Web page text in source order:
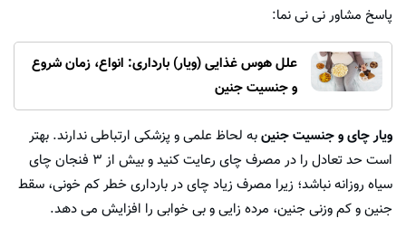
پاسخ مشاور نی نی نما:
علل هوس غذایی (ویار) بارداری: انواع، زمان شروع
و جنسیت جنین
ویار چای و جنسیت جنینبه لحاظ علمی و پزشکی ارتباطی ندارند. بهتر
است حد تعادل را در مصرف چای رعایت کنید و بیش از ۳ فنجان چای
سیاه روزانه نباشد؛ زیرا مصرف زیاد چای در بارداری خطر کم خونی، سقط
جنین و کم وزنی جنین، مرده زایی و بی خوابی را افزایش می دهد.